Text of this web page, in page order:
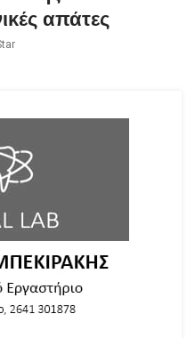
απάτες